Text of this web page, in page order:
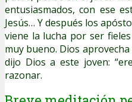
entusiasmados, con ese
Jesús… Y después los
viene la lucha por ser
muy bueno. Dios
dijo Dios a este joven:
razonar.